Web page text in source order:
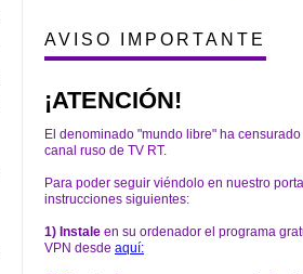
AVISO IMPORTANTE
¡ATENCIÓN!
El denominado "mundo libre" ha censurado
canal ruso de TV RT.
Para poder seguir viéndolo en nuestro
instrucciones siguientes:
1) Instale en su ordenador el programa
VPN desde aquí: